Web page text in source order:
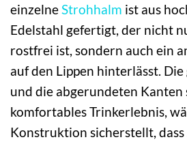
einzelneStrohhalm ist aus
Edelstahl gefertigt, der nicht
rostfrei ist, sondern auch ein
auf den Lippen hinterlässt.
und die abgerundeten Kanten
komfortables Trinkerlebnis,
Konstruktion sicherstellt, dass